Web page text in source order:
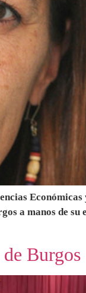
a manos de
Burgos